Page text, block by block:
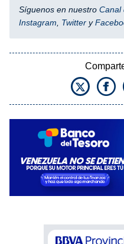
Síguenos en nuestro Canal
Instagram, Twitter y